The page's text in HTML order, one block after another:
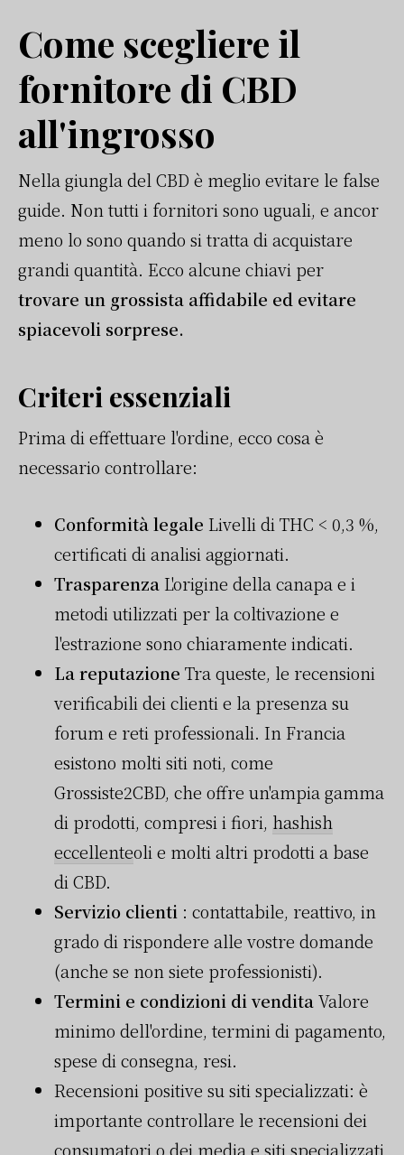
Come scegliere il
fornitore di CBD
all'ingrosso
Nella giungla del CBD è meglio evitare le false
guide. Non tutti i fornitori sono uguali, e ancor
meno lo sono quando si tratta di acquistare
grandi quantità. Ecco alcune chiavi per
trovare un grossista affidabile ed evitare
spiacevoli sorprese.
Criteri essenziali
Prima di effettuare l'ordine, ecco cosa è
necessario controllare:
Conformità legale Livelli di THC < 0,3 %,
certificati di analisi aggiornati.
Trasparenza L'origine della canapa e i
metodi utilizzati per la coltivazione e
l'estrazione sono chiaramente indicati.
La reputazione Tra queste, le recensioni
verificabili dei clienti e la presenza su
forum e reti professionali. In Francia
esistono molti siti noti, come
Grossiste2CBD, che offre un'ampia gamma
di prodotti, compresi i fiori, hashish
eccellenteoli e molti altri prodotti a base
di CBD.
Servizio clienti : contattabile, reattivo, in
grado di rispondere alle vostre domande
(anche se non siete professionisti).
Termini e condizioni di venditaValore
minimo dell'ordine, termini di pagamento,
spese di consegna, resi.
Recensioni positive su siti specializzati: è
importante controllare le recensioni dei
consumatori o dei media e siti specializzati